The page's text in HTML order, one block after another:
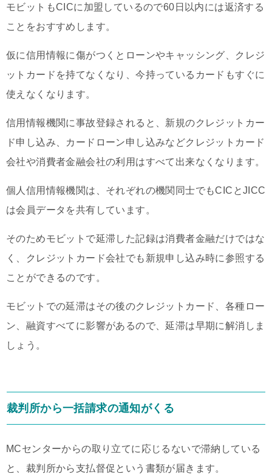
モビットもCICに加盟しているので60日以内には返済する
ことをおすすめします。
仮に信用情報に傷がつくとローンやキャッシング、クレジ
ットカードを持てなくなり、今持っているカードもすぐに
使えなくなります。
信用情報機関に事故登録されると、新規のクレジットカー
ド申し込み、カードローン申し込みなどクレジットカード
会社や消費者金融会社の利用はすべて出来なくなります。
個人信用情報機関は、それぞれの機関同士でもCICとJICC
は会員データを共有しています。
そのためモビットで延滞した記録は消費者金融だけではな
く、クレジットカード会社でも新規申し込み時に参照する
ことができるのです。
モビットでの延滞はその後のクレジットカード、各種ロー
ン、融資すべてに影響があるので、延滞は早期に解消しま
しょう。
裁判所から一括請求の通知がくる
MCセンターからの取り立てに応じるないで滞納している
と、裁判所から支払督促という書類が届きます。